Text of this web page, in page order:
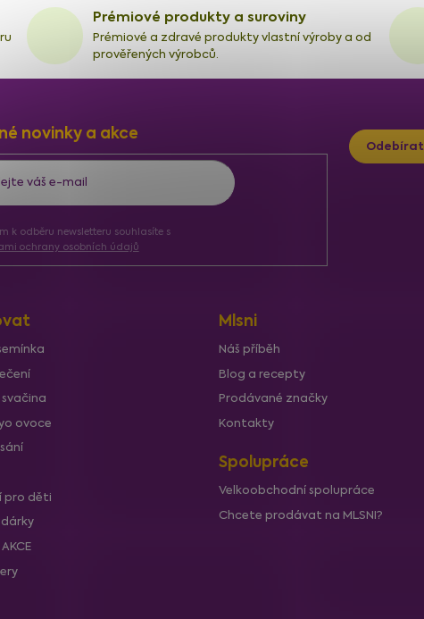
Prémiové produkty a suroviny
Prémiové a zdravé produkty vlastní výroby a od
prověřených výrobců.
novinky a akce
k odběru newsletteru souhlasíte s
ochrany osobních údajů
Odebírat
ovoce
pro děti
dárky
Mlsni
Náš příběh
Blog a recepty
Prodávané značky
Kontakty
Spolupráce
Velkoobchodní spolupráce
Chcete prodávat na MLSNI?